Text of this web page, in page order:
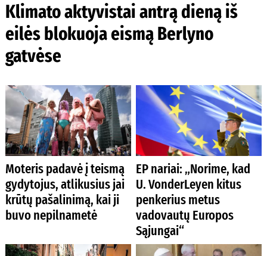
Klimato aktyvistai antrą dieną iš
eilės blokuoja eismą Berlyno
gatvėse
Moteris padavė į teismą
gydytojus, atlikusius jai
krūtų pašalinimą, kai ji
buvo nepilnametė
EP nariai: „Norime, kad
U. VonderLeyen kitus
penkerius metus
vadovautų Europos
Sąjungai“